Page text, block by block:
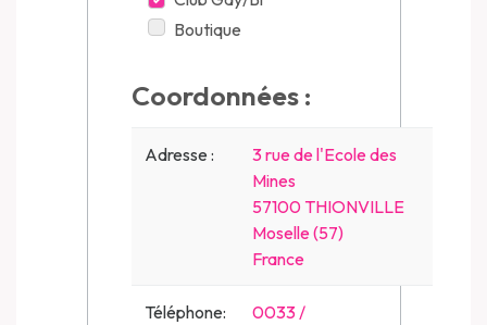
Boutique
Coordonnées :
Adresse :
3 rue de l'Ecole des
Mines
57100 THIONVILLE
Moselle (57)
France
Téléphone:
0033 /